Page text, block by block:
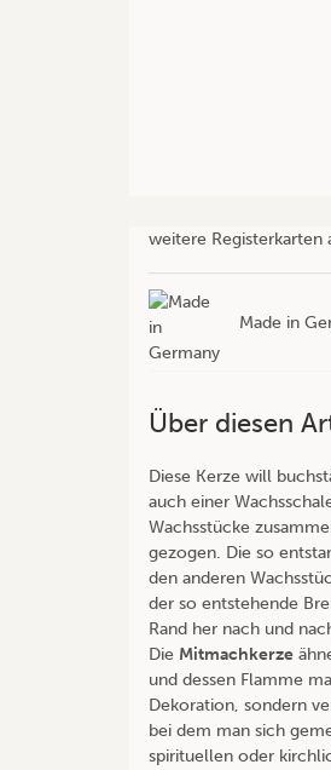
weitere Registerkarten
Made in
Über diesen
Diese Kerze will
auch einer
Wachsstücke
gezogen. Die so
den anderen
der so entstehende
Rand her nach und
Die Mitmachkerze
und dessen Flamme
Dekoration, sondern
bei dem man sich
spirituellen oder